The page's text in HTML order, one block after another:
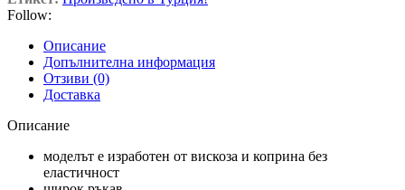
Follow:
Описание
Допълнителна информация
Отзиви (0)
Доставка
Описание
моделът е изработен от вискоза и коприна без
еластичност